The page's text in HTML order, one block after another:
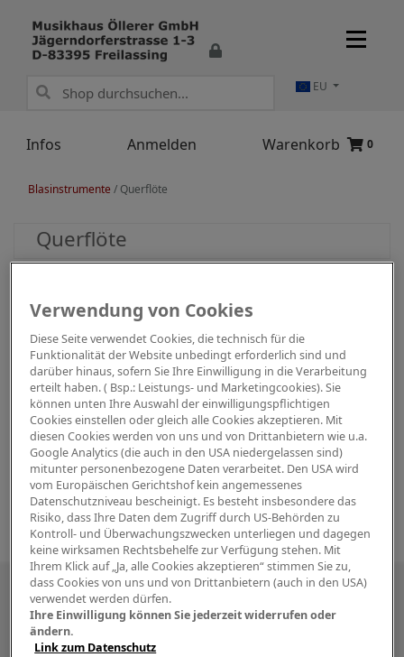
Infos Anmelden Warenkorb 0
EU
Blasinstrumente / Querflöte
Querflöte
Besuchen Sie uns auch in den sozialen
Medien
Verwendung von Cookies
Diese Seite verwendet Cookies, die technisch für die
Funktionalität der Website unbedingt erforderlich sind und
darüber hinaus, sofern Sie Ihre Einwilligung in die Verarbeitung
erteilt haben. ( Bsp.: Leistungs- und Marketingcookies). Sie
können unten Ihre Auswahl der einwilligungspflichtigen
Cookies einstellen oder gleich alle Cookies akzeptieren. Mit
diesen Cookies werden von uns und von Drittanbietern wie u.a.
Google Analytics (die auch in den USA niedergelassen sind)
mitunter personenbezogene Daten verarbeitet. Den USA wird
vom Europäischen Gerichtshof kein angemessenes
Datenschutzniveau bescheinigt. Es besteht insbesondere das
Risiko, dass Ihre Daten dem Zugriff durch US-Behörden zu
Kontroll- und Überwachungszwecken unterliegen und dagegen
keine wirksamen Rechtsbehelfe zur Verfügung stehen. Mit
Ihrem Klick auf „Ja, alle Cookies akzeptieren“ stimmen Sie zu,
dass Cookies von uns und von Drittanbietern (auch in den USA)
verwendet werden dürfen.
Ihre Einwilligung können Sie jederzeit widerrufen oder
ändern.
Link zum Datenschutz